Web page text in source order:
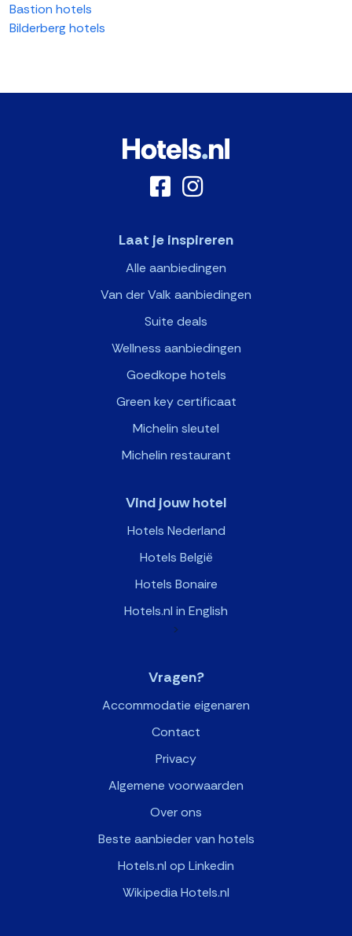
Bastion hotels
Bilderberg hotels
Laat je inspireren
Alle aanbiedingen
Van der Valk aanbiedingen
Suite deals
Wellness aanbiedingen
Goedkope hotels
Green key certificaat
Michelin sleutel
Michelin restaurant
Vind jouw hotel
Hotels Nederland
Hotels België
Hotels Bonaire
Hotels.nl in English
>
Vragen?
Accommodatie eigenaren
Contact
Privacy
Algemene voorwaarden
Over ons
Beste aanbieder van hotels
Hotels.nl op Linkedin
Wikipedia Hotels.nl